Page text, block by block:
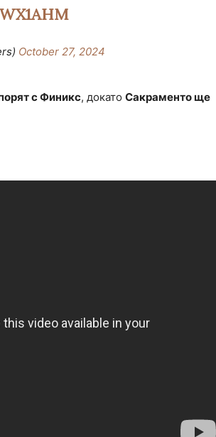
October 27, 2024
с Финикс, докато Сакраменто ще